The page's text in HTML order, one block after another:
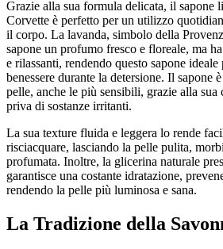
Grazie alla sua formula delicata, il sapone
Corvette è perfetto per un utilizzo
il corpo. La lavanda, simbolo della
sapone un profumo fresco e floreale, ma
e rilassanti, rendendo questo sapone
benessere durante la detersione. Il sapone
pelle, anche le più sensibili, grazie alla sua
priva di sostanze irritanti.
La sua texture fluida e leggera lo rende
risciacquare, lasciando la pelle pulita,
profumata. Inoltre, la glicerina naturale
garantisce una costante idratazione,
rendendo la pelle più luminosa e sana.
La Tradizione della